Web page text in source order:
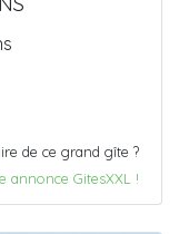
de ce grand gîte ?
annonce GitesXXL !